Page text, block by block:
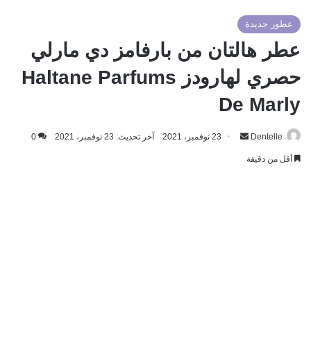
عطور جديدة
عطر هالتان من بارفامز دي مارلي
حصري لهارودز Haltane Parfums
De Marly
Dentelle
أرسل 23 نوفمبر، 2021 آخر تحديث: 23 نوفمبر، 2021 0
أقل من دقيقة